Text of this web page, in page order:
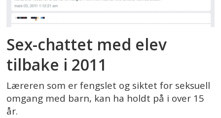
Sex-chattet med elev
tilbake i 2011
Læreren som er fengslet og siktet for seksuell
omgang med barn, kan ha holdt på i over 15
år.